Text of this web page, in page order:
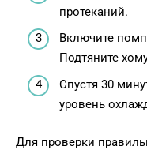
протеканий.
Включите
Подтяните
Спустя 30
уровень
Для проверки